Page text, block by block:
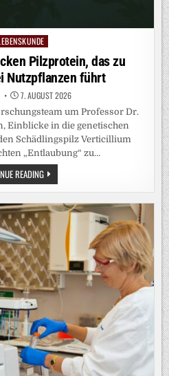
Pilzprotein, das zu
Nutzpflanzen führt
7. AUGUST 2026
um Professor Dr.
Einblicke in die genetischen
Schädlingspilz Verticillium
„Entlaubung“ zu…
READINGFORSCHENDE
ENTDECKEN
PILZPROTEIN,
DAS
ZU
BLATTVERLUST
BEI
NUTZPFLANZEN
FÜHRT